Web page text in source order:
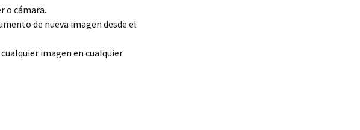
o cámara.
de nueva imagen desde el
imagen en cualquier